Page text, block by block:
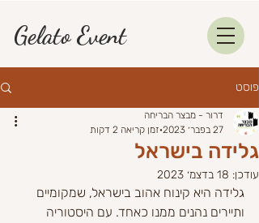
Gelato Event
פוסט
גלידה בישראל
דרור - מבצר הבריחה
27 בפבר׳ 2023
זמן קריאה 2 דקות
עודכן: 18 בדצמ׳ 2023
גלידה היא קינוח אהוב בישראל, שמקומיים
ותיירים נהנים ממנו כאחד. עם היסטוריה